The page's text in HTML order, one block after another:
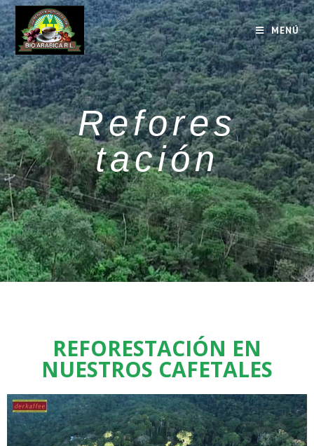
MENÚ
Refores
tación
REFORESTACIÓN EN
NUESTROS CAFETALES